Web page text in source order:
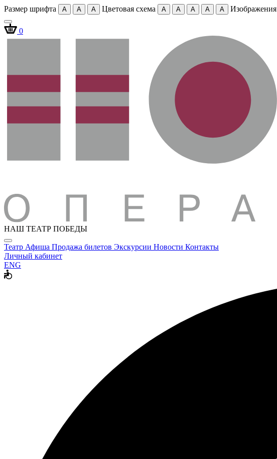
Размер шрифта A A A Цветовая схема A A A A A Изображения
0
НАШ ТЕАТР ПОБЕДЫ
Театр Афиша Продажа билетов Экскурсии Новости Контакты
Личный кабинет
ENG